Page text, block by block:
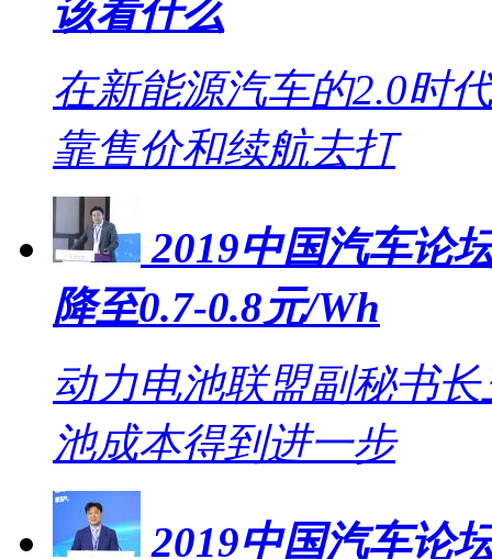
该看什么
在新能源汽车的2.0时
靠售价和续航去打
2019中国汽车论
降至0.7-0.8元/Wh
动力电池联盟副秘书
池成本得到进一步
2019中国汽车论